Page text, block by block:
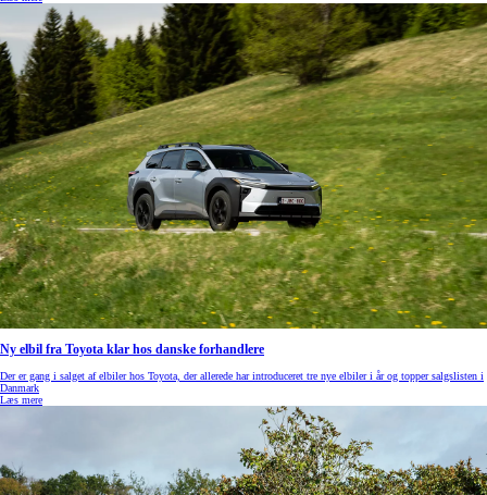
Ny elbil fra Toyota klar hos danske forhandlere
Der er gang i salget af elbiler hos Toyota, der allerede har introduceret tre nye elbiler i år og topper salgslisten i
Danmark
Læs mere